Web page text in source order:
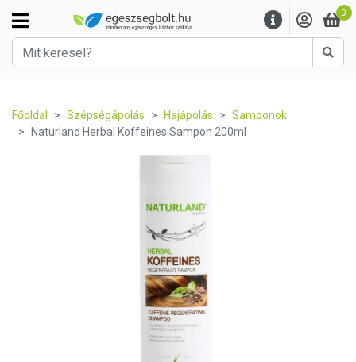
0
Főoldal Szépségápolás Hajápolás
Samponok
Naturland Herbal Koffeines Sampon 200ml